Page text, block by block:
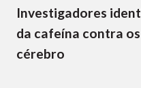
Investigadores
da cafeína contra
cérebro